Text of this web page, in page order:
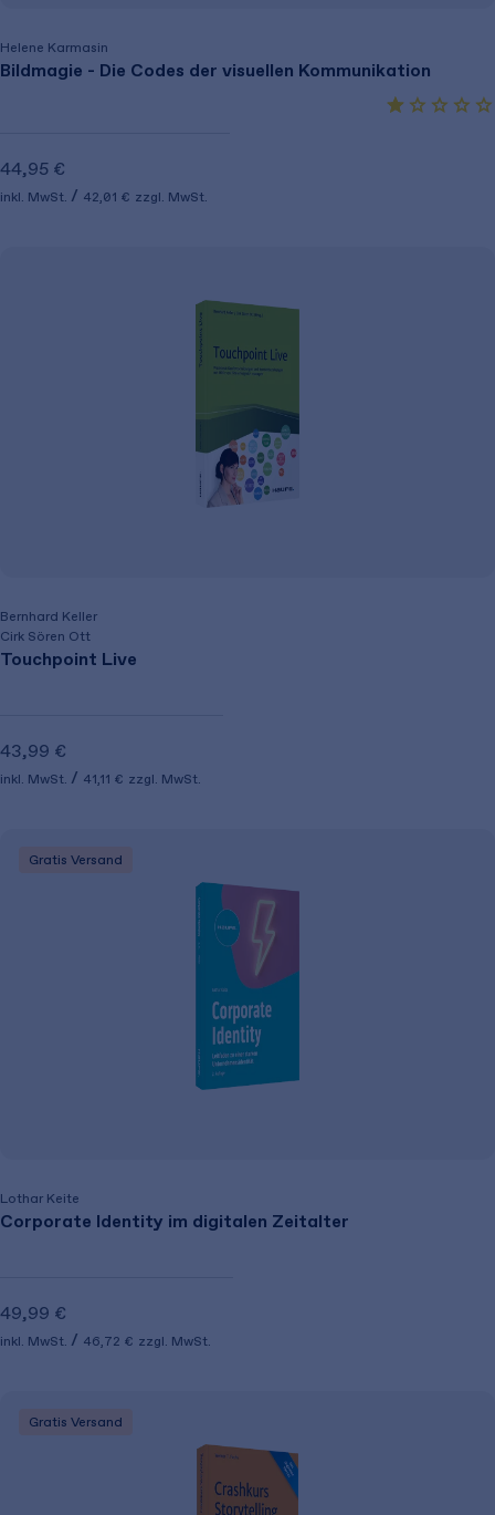
Helene Karmasin
Bildmagie - Die Codes der visuellen Kommunikation
44,95 €
inkl. MwSt. 42,01 € zzgl. MwSt.
Bernhard Keller
Cirk Sören Ott
Touchpoint Live
43,99 €
inkl. MwSt. 41,11 € zzgl. MwSt.
Gratis Versand
Lothar Keite
Corporate Identity im digitalen Zeitalter
49,99 €
inkl. MwSt. 46,72 € zzgl. MwSt.
Gratis Versand